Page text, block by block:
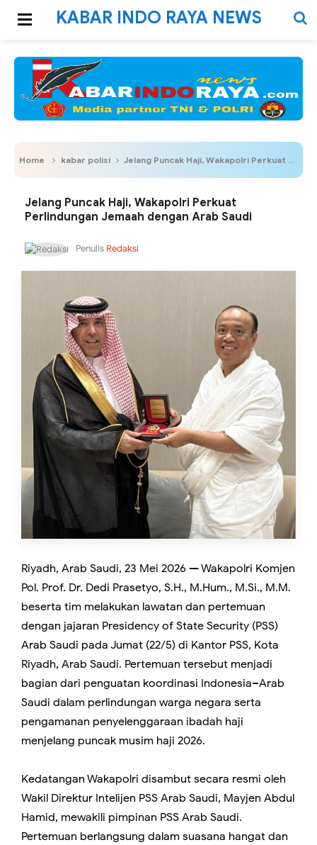
KABAR INDO RAYA NEWS
Home kabar polisi Jelang Puncak Haji, Wakapolri Perkuat Perlindungan Jemaah dengan Arab Saudi
Jelang Puncak Haji, Wakapolri Perkuat
Perlindungan Jemaah dengan Arab Saudi
Penulis Redaksi
Riyadh, Arab Saudi, 23 Mei 2026 — Wakapolri Komjen
Pol. Prof. Dr. Dedi Prasetyo, S.H., M.Hum., M.Si., M.M.
beserta tim melakukan lawatan dan pertemuan
dengan jajaran Presidency of State Security (PSS)
Arab Saudi pada Jumat (22/5) di Kantor PSS, Kota
Riyadh, Arab Saudi. Pertemuan tersebut menjadi
bagian dari penguatan koordinasi Indonesia–Arab
Saudi dalam perlindungan warga negara serta
pengamanan penyelenggaraan ibadah haji
menjelang puncak musim haji 2026.
Kedatangan Wakapolri disambut secara resmi oleh
Wakil Direktur Intelijen PSS Arab Saudi, Mayjen Abdul
Hamid, mewakili pimpinan PSS Arab Saudi.
Pertemuan berlangsung dalam suasana hangat dan